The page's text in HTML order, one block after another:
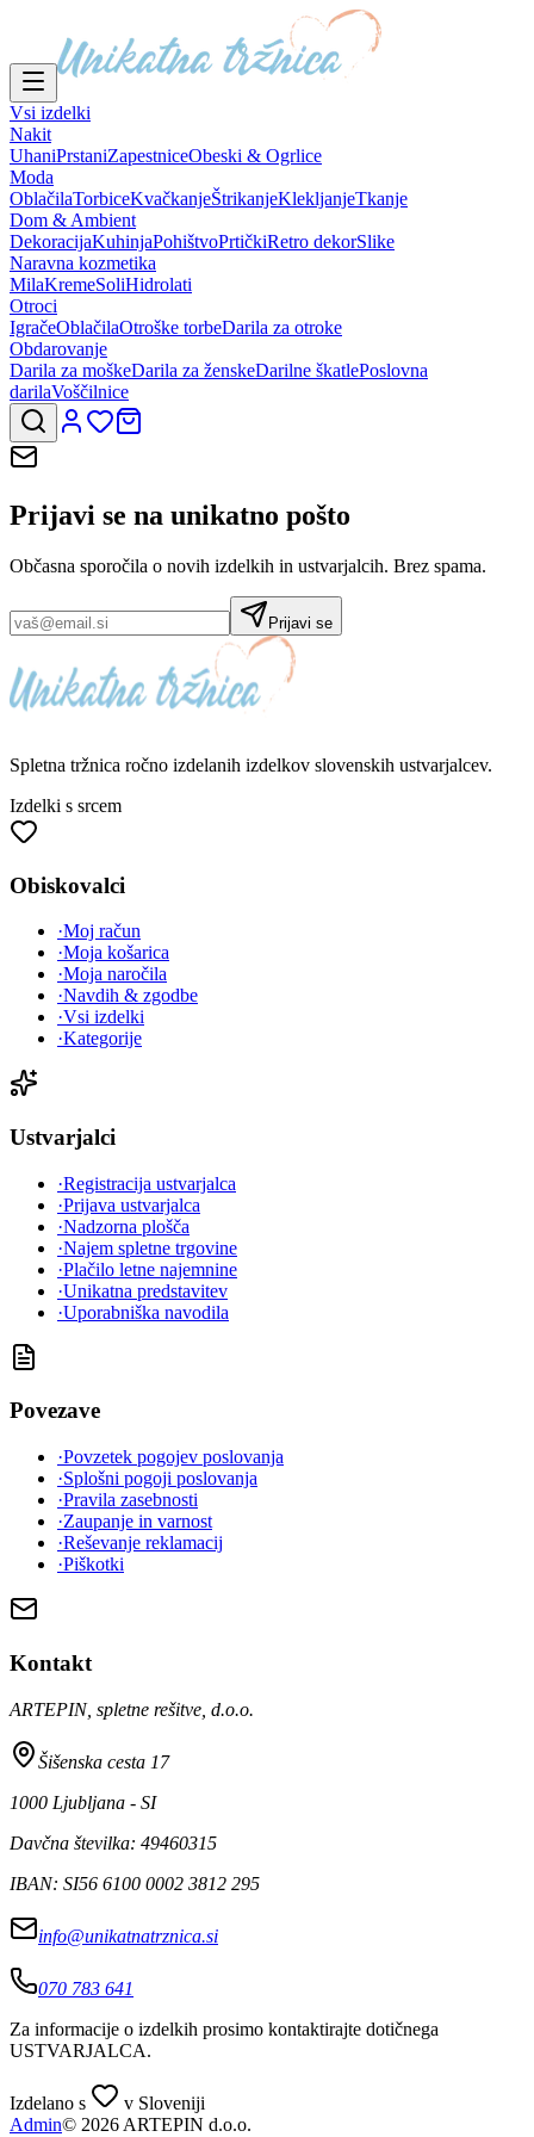
Vsi izdelki
Nakit
UhaniPrstaniZapestniceObeski & Ogrlice
Moda
OblačilaTorbiceKvačkanjeŠtrikanjeKlekljanjeTkanje
Dom & Ambient
DekoracijaKuhinjaPohištvoPrtičkiRetro dekorSlike
Naravna kozmetika
MilaKremeSoliHidrolati
Otroci
IgračeOblačilaOtroške torbeDarila za otroke
Obdarovanje
Darila za moškeDarila za ženskeDarilne škatlePoslovna
darilaVoščilnice
Prijavi se na unikatno pošto
Občasna sporočila o novih izdelkih in ustvarjalcih. Brez spama.
Prijavi se
Spletna tržnica ročno izdelanih izdelkov slovenskih ustvarjalcev.
Izdelki s srcem
Obiskovalci
·Moj račun
·Moja košarica
·Moja naročila
·Navdih & zgodbe
·Vsi izdelki
·Kategorije
Ustvarjalci
·Registracija ustvarjalca
·Prijava ustvarjalca
·Nadzorna plošča
·Najem spletne trgovine
·Plačilo letne najemnine
·Unikatna predstavitev
·Uporabniška navodila
Povezave
·Povzetek pogojev poslovanja
·Splošni pogoji poslovanja
·Pravila zasebnosti
·Zaupanje in varnost
·Reševanje reklamacij
·Piškotki
Kontakt
ARTEPIN, spletne rešitve, d.o.o.
Šišenska cesta 17
1000 Ljubljana - SI
Davčna številka: 49460315
IBAN: SI56 6100 0002 3812 295
info@unikatnatrznica.si
070 783 641
Za informacije o izdelkih prosimo kontaktirajte dotičnega
USTVARJALCA.
Izdelano s
v Sloveniji
Admin© 2026 ARTEPIN d.o.o.